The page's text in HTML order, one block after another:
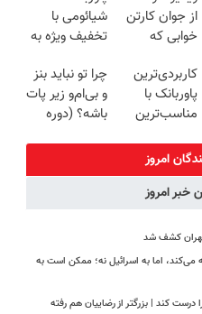
از جوان کارتن
خوابی که
آموزش رایگان
شیائومی با
تخفیف ویژه به
کاربردی‌ترین
پاوربانک با
مناسب‌ترین
چرا تو نباید بنز
و بی‌ام‌و زیر پات
باشه؟ (دوره
امروز
خبر امروز
کشف شد
می‌کند، اما به اسرائیل نه؛ ممکن است به
کند | بزرگتر از رضاییان هم رفته